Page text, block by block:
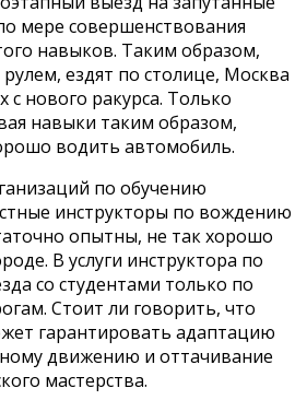
мере совершенствования
навыков. Таким образом,
рулем, ездят по столице, Москва
с нового ракурса. Только
навыки таким образом,
водить автомобиль.
по обучению
инструкторы по вождению
опытны, не так хорошо
В услуги инструктора по
со студентами только по
Стоит ли говорить, что
гарантировать адаптацию
движению и оттачивание
мастерства.